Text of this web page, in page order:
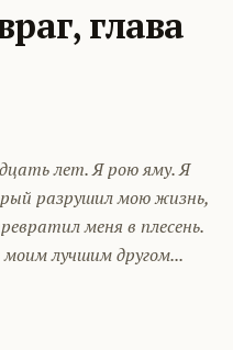
глава
лет. Я рою яму. Я
разрушил мою жизнь,
меня в плесень.
лучшим другом...